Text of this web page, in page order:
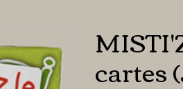
cartes